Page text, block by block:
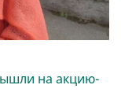
на акцию-